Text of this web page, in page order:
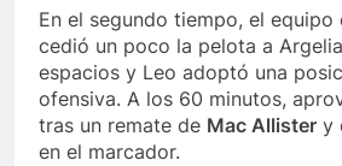
En el segundo tiempo, el equipo
cedió un poco la pelota a
espacios y Leo adoptó una
ofensiva. A los 60 minutos,
tras un remate de Mac Allister y
en el marcador.